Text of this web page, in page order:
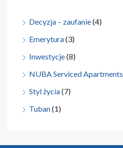
Decyzja – zaufanie(4)
Emerytura(3)
Inwestycje(8)
NUBA Serviced Apartments
Styl życia(7)
Tuban(1)